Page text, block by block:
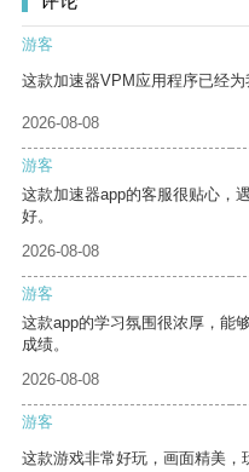
游客
这款加速器VPM应用程序已经为
2026-08-08
游客
这款加速器app的客服很贴心，
好。
2026-08-08
游客
这款app的学习氛围很浓厚，能
成绩。
2026-08-08
游客
这款游戏非常好玩，画面精美，